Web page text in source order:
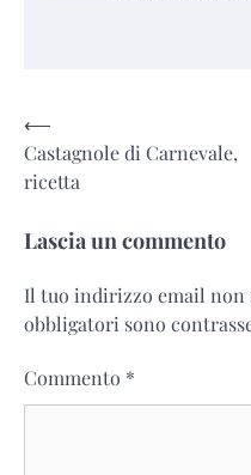
Navigazione
articoli
⟵
Castagnole di Carnevale,
ricetta
Lascia un commento
Il tuo indirizzo email non
obbligatori sono
Commento *